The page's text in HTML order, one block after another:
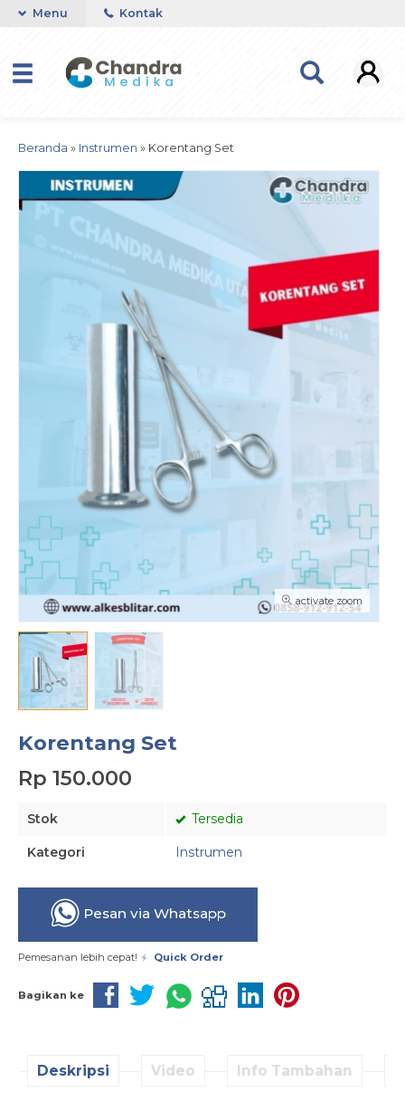
Menu Kontak
Beranda » Instrumen » Korentang Set
activate zoom
Korentang Set
Rp 150.000
Stok Tersedia
Kategori Instrumen
Pesan via Whatsapp
Pemesanan lebih cepat! Quick Order
Bagikan ke
Deskripsi Video Info Tambahan